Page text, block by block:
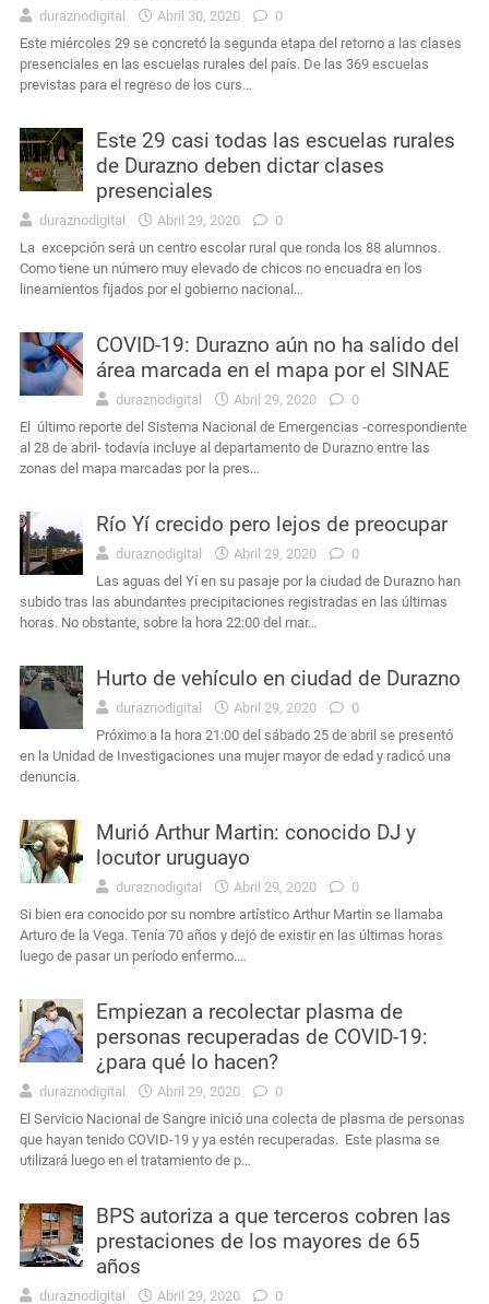
duraznodigital Abril 30, 2020
0
Este miércoles 29 se concretó la segunda etapa del retorno a las clases
presenciales en las escuelas rurales del país. De las 369 escuelas
previstas para el regreso de los curs…
Este 29 casi todas las escuelas rurales
de Durazno deben dictar clases
presenciales
duraznodigital Abril 29, 2020
0
La excepción será un centro escolar rural que ronda los 88 alumnos.
Como tiene un número muy elevado de chicos no encuadra en los
lineamientos fijados por el gobierno nacional…
COVID-19: Durazno aún no ha salido del
área marcada en el mapa por el SINAE
duraznodigital Abril 29, 2020
0
El último reporte del Sistema Nacional de Emergencias -correspondiente
al 28 de abril- todavía incluye al departamento de Durazno entre las
zonas del mapa marcadas por la pres…
Río Yí crecido pero lejos de preocupar
duraznodigital Abril 29, 2020
0
Las aguas del Yí en su pasaje por la ciudad de Durazno han
subido tras las abundantes precipitaciones registradas en las últimas
horas. No obstante, sobre la hora 22:00 del mar…
Hurto de vehículo en ciudad de Durazno
duraznodigital Abril 29, 2020
0
Próximo a la hora 21:00 del sábado 25 de abril se presentó
en la Unidad de Investigaciones una mujer mayor de edad y radicó una
denuncia.
Murió Arthur Martin: conocido DJ y
locutor uruguayo
duraznodigital Abril 29, 2020
0
Si bien era conocido por su nombre artístico Arthur Martin se llamaba
Arturo de la Vega. Tenía 70 años y dejó de existir en las últimas horas
luego de pasar un período enfermo.…
Empiezan a recolectar plasma de
personas recuperadas de COVID-19:
¿para qué lo hacen?
duraznodigital Abril 29, 2020
0
El Servicio Nacional de Sangre inició una colecta de plasma de personas
que hayan tenido COVID-19 y ya estén recuperadas. Este plasma se
utilizará luego en el tratamiento de p…
BPS autoriza a que terceros cobren las
prestaciones de los mayores de 65
años
duraznodigital Abril 29, 2020 0